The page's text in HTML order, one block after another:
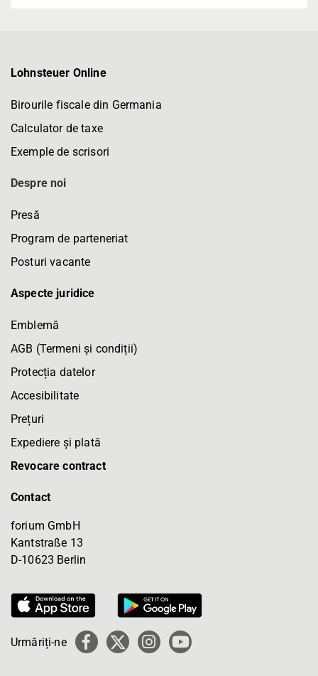
Lohnsteuer Online
Birourile fiscale din Germania
Calculator de taxe
Exemple de scrisori
Despre noi
Presă
Program de parteneriat
Posturi vacante
Aspecte juridice
Emblemă
AGB (Termeni și condiții)
Protecția datelor
Accesibilitate
Prețuri
Expediere și plată
Revocare contract
Contact
forium GmbH
Kantstraße 13
D-10623 Berlin
Urmăriți-ne Facebook
X
Instagram